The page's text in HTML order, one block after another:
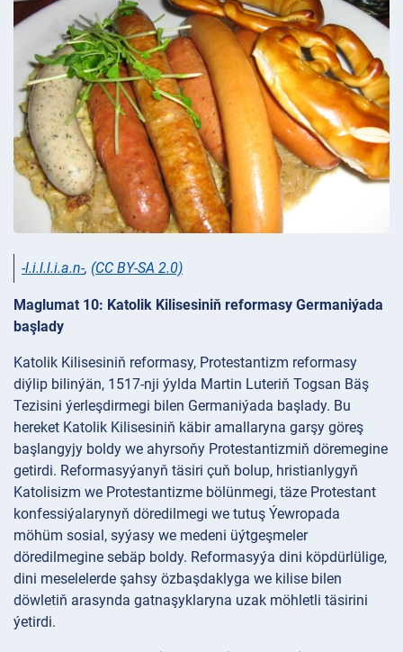
-l.i.l.l.i.a.n-, (CC BY-SA 2.0)
Maglumat 10: Katolik Kilisesiniň reformasy Germaniýada
başlady
Katolik Kilisesiniň reformasy, Protestantizm reformasy
diýlip bilinýän, 1517-nji ýylda Martin Luteriň Togsan Bäş
Tezisini ýerleşdirmegi bilen Germaniýada başlady. Bu
hereket Katolik Kilisesiniň käbir amallaryna garşy göreş
başlangyjy boldy we ahyrsoňy Protestantizmiň döremegine
getirdi. Reformasyýanyň täsiri çuň bolup, hristianlygyň
Katolisizm we Protestantizme bölünmegi, täze Protestant
konfessiýalarynyň döredilmegi we tutuş Ýewropada
möhüm sosial, syýasy we medeni üýtgeşmeler
döredilmegine sebäp boldy. Reformasyýa dini köpdürlülige,
dini meselelerde şahsy özbaşdaklyga we kilise bilen
döwletiň arasynda gatnaşyklaryna uzak möhletli täsirini
ýetirdi.